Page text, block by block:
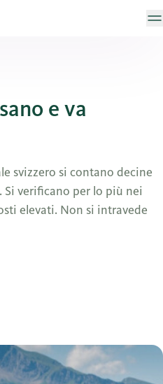
e va
svizzero si contano decine
verificano per lo più nei
elevati. Non si intravede